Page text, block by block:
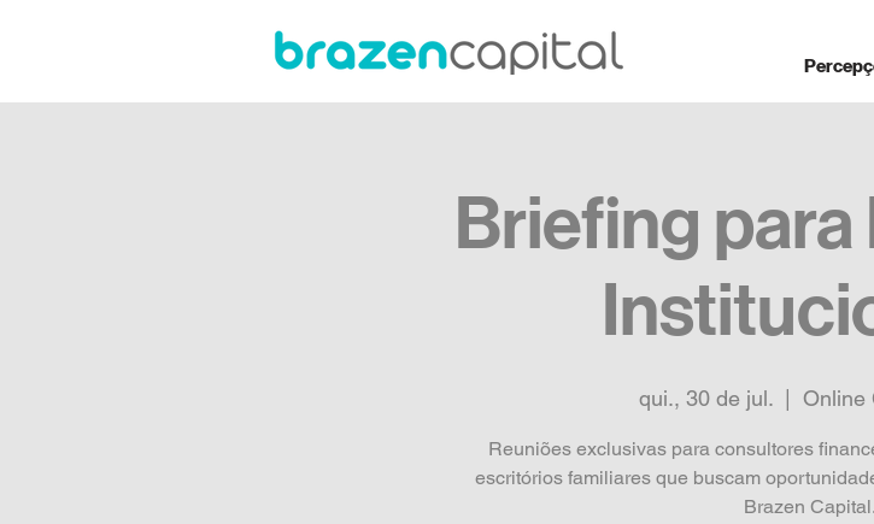
Briefing
qui., 30 de jul.
  |
Online
Reuniões exclusivas para consultores
escritórios familiares que buscam
Brazen Capital.